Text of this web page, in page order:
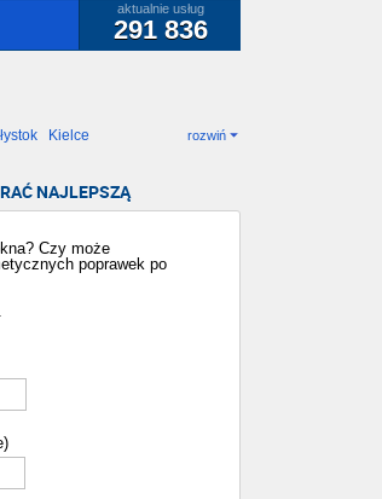
aktualnie usług
291 836
Kielce
rozwiń
NAJLEPSZĄ
Czy może
poprawek po